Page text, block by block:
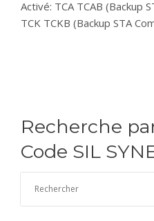
Activé: TCA TCAB (Backup
TCK TCKB (Backup STA
Recherche
Code SIL